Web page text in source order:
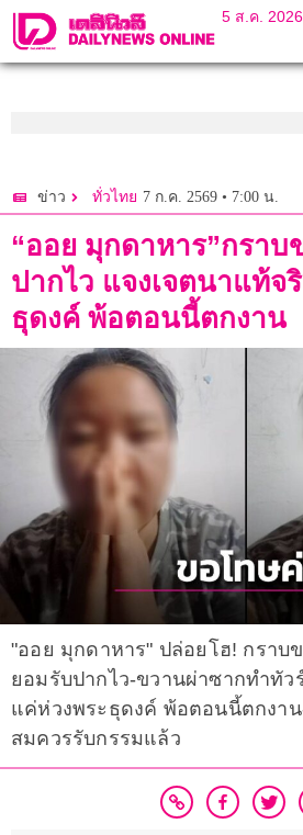
5 ส.ค. 2026
ข่าว ทั่วไทย 7 ก.ค. 2569 • 7:00 น.
“ออย มุกดาหาร”กรา
ปากไว แจงเจตนาแท้จ
ธุดงค์ พ้อตอนนี้ตกงาน
"ออย มุกดาหาร" ปล่อยโฮ! กราบ
ยอมรับปากไว-ขวานผ่าซากทำทัว
แค่ห่วงพระธุดงค์ พ้อตอนนี้ตกงา
สมควรรับกรรมแล้ว